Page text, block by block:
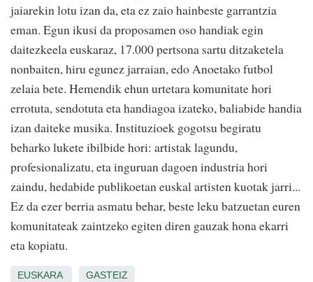
jaiarekin lotu izan da, eta ez zaio hainbeste garrantzia
eman. Egun ikusi da proposamen oso handiak egin
daitezkeela euskaraz, 17.000 pertsona sartu ditzaketela
nonbaiten, hiru egunez jarraian, edo Anoetako futbol
zelaia bete. Hemendik ehun urtetara komunitate hori
errotuta, sendotuta eta handiagoa izateko, baliabide handia
izan daiteke musika. Instituzioek gogotsu begiratu
beharko lukete ibilbide hori: artistak lagundu,
profesionalizatu, eta inguruan dagoen industria hori
zaindu, hedabide publikoetan euskal artisten kuotak jarri...
Ez da ezer berria asmatu behar, beste leku batzuetan euren
komunitateak zaintzeko egiten diren gauzak hona ekarri
eta kopiatu.
EUSKARA GASTEIZ